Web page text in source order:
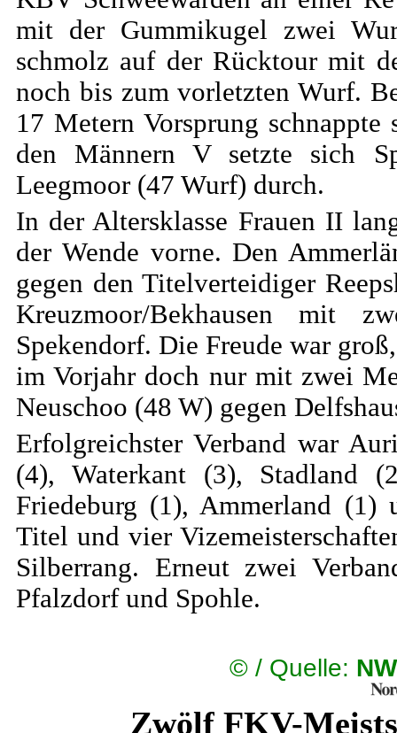
mit der Gummikugel zwei
schmolz auf der Rücktour mit
noch bis zum vorletzten Wurf.
17 Metern Vorsprung
den Männern V setzte sich
Leegmoor (47 Wurf) durch.
In der Altersklasse Frauen II
der Wende vorne. Den
gegen den Titelverteidiger
Kreuzmoor/Bekhausen mit
Spekendorf. Die Freude war
im Vorjahr doch nur mit zwei
Neuschoo (48 W) gegen
Erfolgreichster Verband war
(4), Waterkant (3), Stadland
Friedeburg (1), Ammerland
Titel und vier
Silberrang. Erneut zwei
Pfalzdorf und Spohle.
©/ Quelle:
Zwölf FKV-